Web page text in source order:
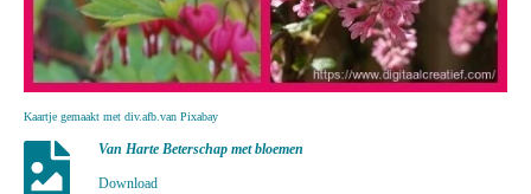
Kaartje gemaakt met div.afb.van Pixabay
Van Harte Beterschap met bloemen
Download